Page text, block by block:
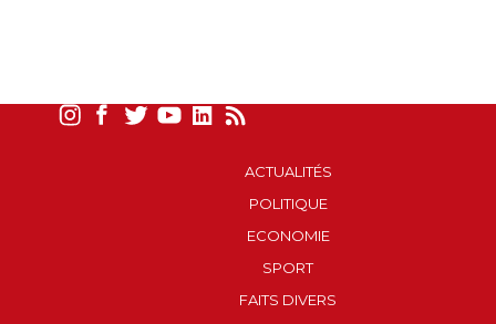
ACTUALITÉS
POLITIQUE
ECONOMIE
SPORT
FAITS DIVERS